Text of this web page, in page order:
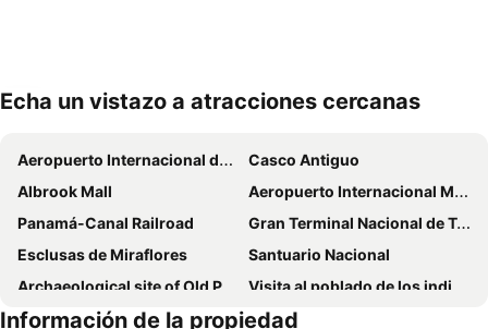
Echa un vistazo a atracciones cercanas
Aeropuerto Internacional de Tocumen
Casco Antiguo
Albrook Mall
Aeropuerto Internacional Marcos A Gelabert o Albrook
Panamá-Canal Railroad
Gran Terminal Nacional de Transporte de Albrook
Esclusas de Miraflores
Santuario Nacional
Archaeological site of Old Panama
Visita al poblado de los indios Emberá
Museo Patronato Panama Viejo
Hipódromo Presidente Remón
Información de la propiedad